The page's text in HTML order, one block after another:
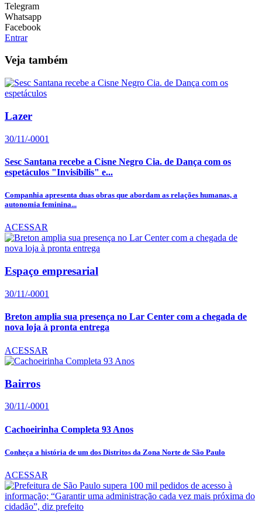
Telegram
Whatsapp
Facebook
Entrar
Veja também
Lazer
30/11/-0001
Sesc Santana recebe a Cisne Negro Cia. de Dança com os
espetáculos "Invisibilis" e...
Companhia apresenta duas obras que abordam as relações humanas, a
autonomia feminina...
ACESSAR
Espaço empresarial
30/11/-0001
Breton amplia sua presença no Lar Center com a chegada de
nova loja à pronta entrega
ACESSAR
Bairros
30/11/-0001
Cachoeirinha Completa 93 Anos
Conheça a história de um dos Distritos da Zona Norte de São Paulo
ACESSAR